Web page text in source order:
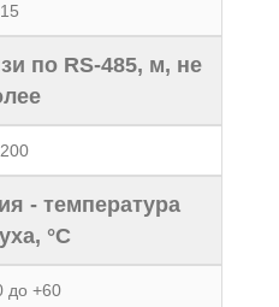
15
по RS-485, м, не
- температура
°С
до +60